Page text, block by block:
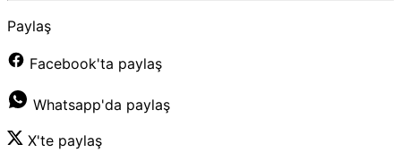
Paylaş
Facebook'ta paylaş
Whatsapp'da paylaş
X'te paylaş